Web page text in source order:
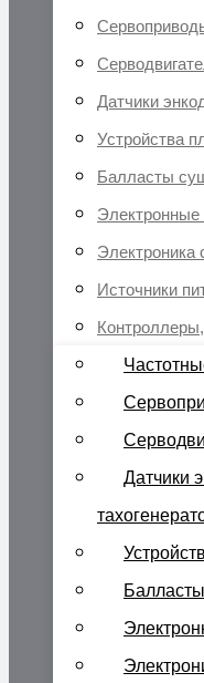
Датчики
Устройства
Балласты
Электронные
Электроника
Источники
Датчики